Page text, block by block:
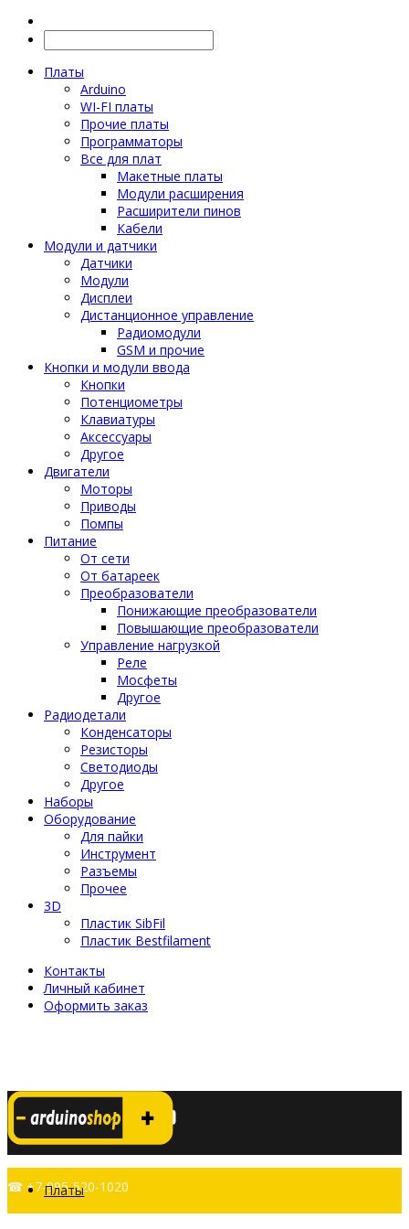
Платы
Arduino
WI-FI платы
Прочие платы
Программаторы
Все для плат
Макетные платы
Модули расширения
Расширители пинов
Кабели
Модули и датчики
Датчики
Модули
Дисплеи
Дистанционное управление
Радиомодули
GSM и прочие
Кнопки и модули ввода
Кнопки
Потенциометры
Клавиатуры
Аксессуары
Другое
Двигатели
Моторы
Приводы
Помпы
Питание
От сети
От батареек
Преобразователи
Понижающие преобразователи
Повышающие преобразователи
Управление нагрузкой
Реле
Мосфеты
Другое
Радиодетали
Конденсаторы
Резисторы
Светодиоды
Другое
Наборы
Оборудование
Для пайки
Инструмент
Разъемы
Прочее
3D
Пластик SibFil
Пластик Bestfilament
Контакты
Личный кабинет
Оформить заказ
☎ +7-995-520-1020
Платы